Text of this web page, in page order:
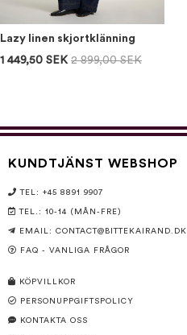
Lazy linen skjortklänning
1 449,50 SEK 2 899,00 SEK
KUNDTJÄNST WEBSHOP
TEL: +45 8891 9907
TEL.: 10-14 (MÅN-FRE)
EMAIL: CONTACT@BITTEKAIRAND.DK
FAQ - VANLIGA FRÅGOR
KÖPVILLKOR
PERSONUPPGIFTSPOLICY
KONTAKTA OSS